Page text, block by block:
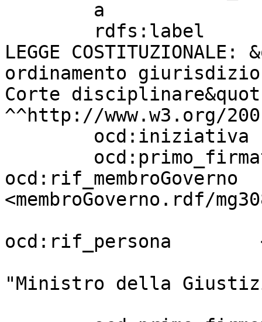
LEGGE
ordinamento
Corte
^^http://www.w3.org/
ocd:rif_membroGoverno
<membroGoverno.rdf/
ocd:rif_persona
"Ministro della